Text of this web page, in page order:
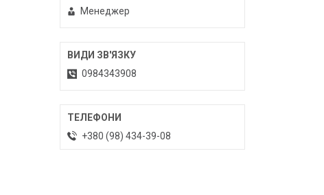
Менеджер
0984343908
+380 (98) 434-39-08